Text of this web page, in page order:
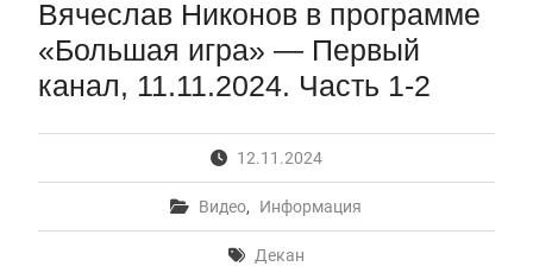
Первый канал, 28.07.2026. Часть 1-3
Вячеслав Никонов в программе «Большая игра» —
Первый канал, 27.07.2026. Часть 1-2
Конкурсные списки лиц, прошедших
М.В.Ломоносова в 2026 году по каждому
конкурсу (ранжированные списки поступающих)
Вячеслав Никонов в программе «Большая игра» —
Первый канал, 24.07.2026. Часть 1-2
Вячеслав Никонов в программе «Большая игра» —
Первый канал, 06.08.2026. Часть 1-3
Вячеслав Никонов в программе
«Большая игра» — Первый
канал, 11.11.2024. Часть 1-2
12.11.2024
Видео, Информация
Декан